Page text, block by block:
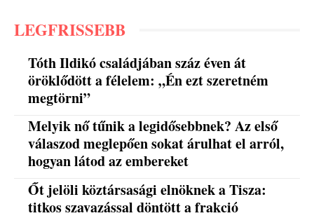
LEGFRISSEBB
Tóth Ildikó családjában száz éven át
öröklődött a félelem: „Én ezt szeretném
megtörni”
Melyik nő tűnik a legidősebbnek? Az első
válaszod meglepően sokat árulhat el arról,
hogyan látod az embereket
Őt jelöli köztársasági elnöknek a Tisza:
titkos szavazással döntött a frakció